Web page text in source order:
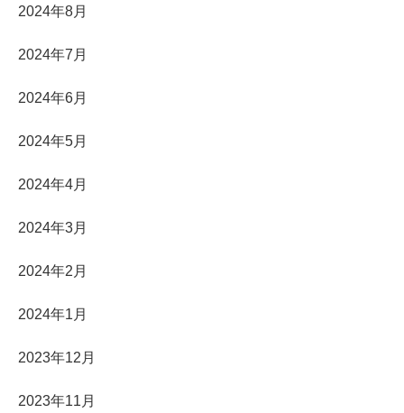
2024年8月
2024年7月
2024年6月
2024年5月
2024年4月
2024年3月
2024年2月
2024年1月
2023年12月
2023年11月